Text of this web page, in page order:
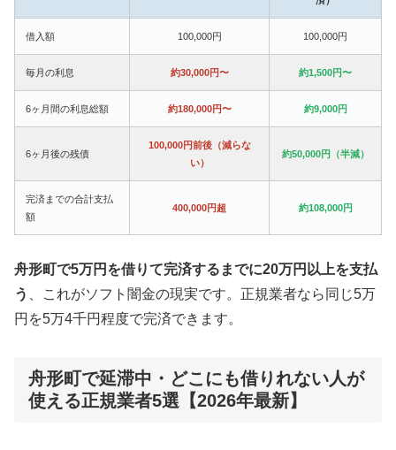
借入額 100,000円 100,000円
毎月の利息 約30,000円〜 約1,500円〜
6ヶ月間の利息総額 約180,000円〜 約9,000円
6ヶ月後の残債
100,000円前後（減らな
い）
約50,000円（半減）
完済までの合計支払
額
400,000円超 約108,000円
舟形町で5万円を借りて完済するまでに20万円以上を支払
う
、これがソフト闇金の現実です。正規業者なら同じ5万
円を5万4千円程度で完済できます。
舟形町で延滞中・どこにも借りれない人が
使える正規業者5選【2026年最新】